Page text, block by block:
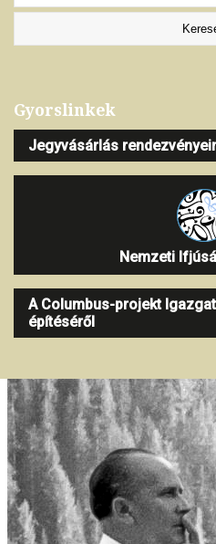
Gyorslinkek
Jegyvásárlás
Nemzeti
A Columbus-projekt
építéséről